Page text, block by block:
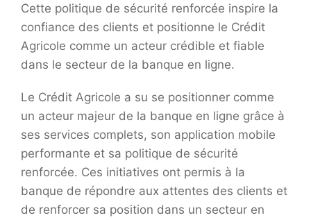
Cette politique de sécurité renforcée inspire la
confiance des clients et positionne le Crédit
Agricole comme un acteur crédible et fiable
dans le secteur de la banque en ligne.
Le Crédit Agricole a su se positionner comme
un acteur majeur de la banque en ligne grâce à
ses services complets, son application mobile
performante et sa politique de sécurité
renforcée. Ces initiatives ont permis à la
banque de répondre aux attentes des clients et
de renforcer sa position dans un secteur en